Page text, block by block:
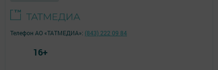
Телефон АО «ТАТМЕДИА»: (843) 222 09 84
16+